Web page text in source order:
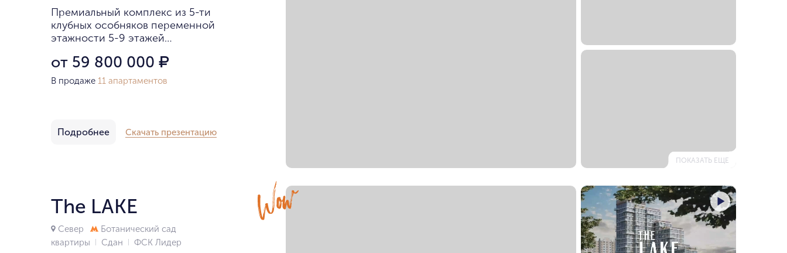
Премиальный комплекс из 5-ти
клубных особняков переменной
этажности 5-9 этажей
Замоскворечье.
от 59 800 000 ₽
В продаже 11 апартаментов
Подробнее Скачать презентацию
ПОКАЗАТЬ ЕЩЕ
The LAKE
Север
Ботанический сад
квартиры
Сдан ФСК Лидер